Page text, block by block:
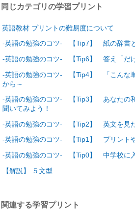
同じカテゴリの学習プリント
英語教材 プリントの難易度について
-英語の勉強のコツ- 【Tip7】 紙の辞書
-英語の勉強のコツ- 【Tip6】 答え「だ
-英語の勉強のコツ- 【Tip4】 「こんな
から～
-英語の勉強のコツ- 【Tip3】 あなたの
聞いてみよう！
-英語の勉強のコツ- 【Tip2】 英文を見た
-英語の勉強のコツ- 【Tip1】 プリント
-英語の勉強のコツ- 【Tip0】 中学校に
【解説】 ５文型
関連する学習プリント